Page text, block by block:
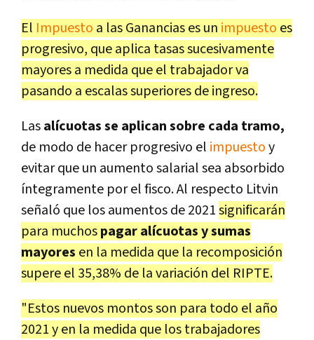
El Impuesto a las Ganancias es un impuesto es
progresivo, que aplica tasas sucesivamente
mayores a medida que el trabajador va
pasando a escalas superiores de ingreso.
Lasalícuotas se aplican sobre cada tramo,
de modo de hacer progresivo el impuestoy
evitar que un aumento salarial sea absorbido
íntegramente por el fisco. Al respecto Litvin
señaló que los aumentos de 2021significarán
para muchospagar alícuotas y sumas
mayores en la medida que la recomposición
supere el 35,38% de la variación del RIPTE.
"Estos nuevos montos son para todo el año
2021 y en la medida que los trabajadores